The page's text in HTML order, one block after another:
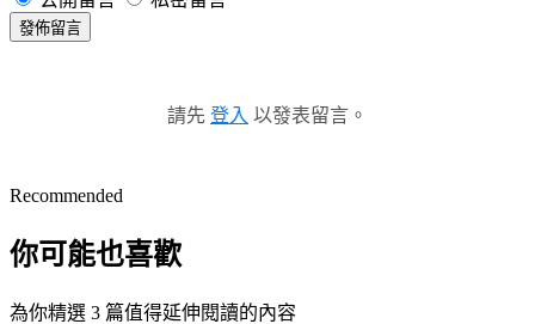
發佈留言
請先 登入 以發表留言。
Recommended
你可能也喜歡
為你精選 3 篇值得延伸閱讀的內容